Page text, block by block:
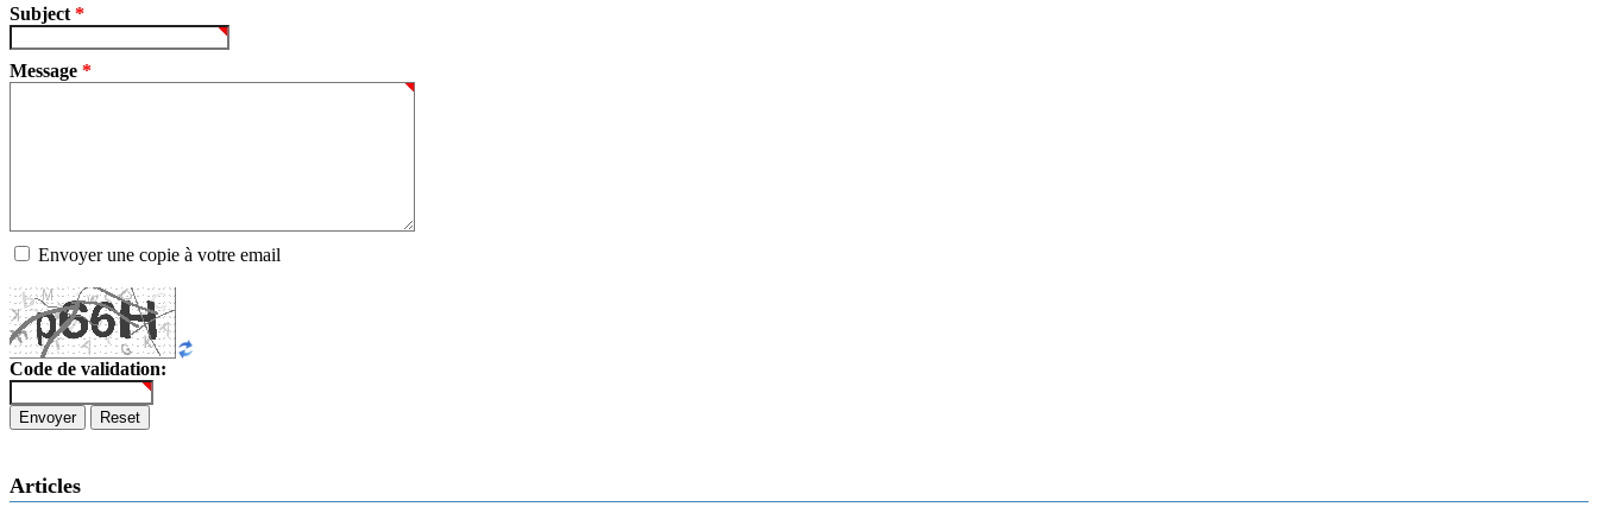
Subject *
Message *
Envoyer une copie à votre email
Code de validation:
Envoyer Reset
Articles